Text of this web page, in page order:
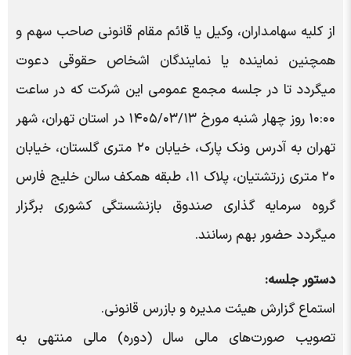
از کلیه سهامداران، وکیل یا قائم مقام قانونی صاحب سهم و
همچنین نماینده یا نمایندگان اشخاص حقوقی دعوت
میگردد تا در جلسه مجمع عمومی این شرکت که در ساعت
۱۰:۰۰ روز چهار شنبه مورخ ۱۴۰۵/۰۳/۱۳ در استان تهران، شهر
تهران به آدرس ونک پارک، خیابان ۲۰ متری گلستان، خیابان
۲۰ متری زرتشتیان، پلاک ۱۱، طبقه همکف سالن خلیج فارس
گروه سرمایه گذاری صندوق بازنشستگی کشوری برگزار
میگردد حضور بهم رسانند.
دستور جلسه:
استماع گزارش هیئت مدیره و بازرس قانونی.
تصویب صورت‌های مالی سال (دوره) مالی منتهی به